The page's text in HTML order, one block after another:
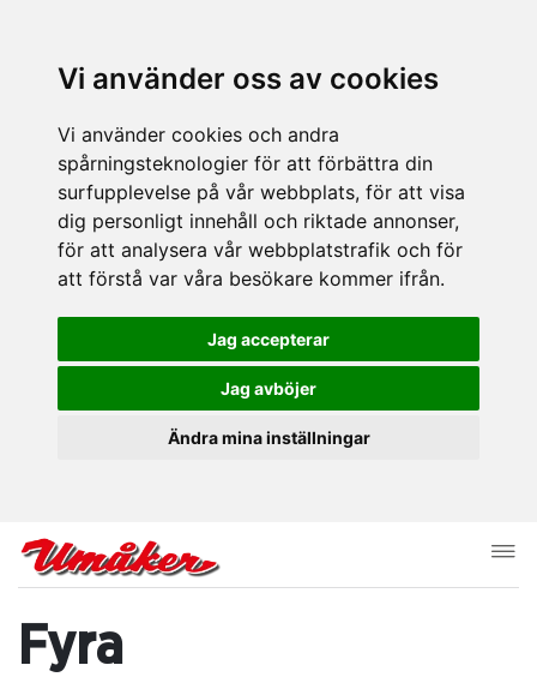
Vi använder oss av cookies
Vi använder cookies och andra
spårningsteknologier för att förbättra din
surfupplevelse på vår webbplats, för att visa
dig personligt innehåll och riktade annonser,
för att analysera vår webbplatstrafik och för
att förstå var våra besökare kommer ifrån.
Jag accepterar
Jag avböjer
Ändra mina inställningar
Fyra